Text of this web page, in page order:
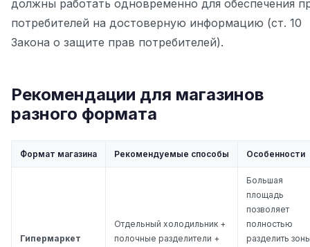
должны работать одновременно для обеспечения
потребителей на достоверную информацию (ст. 10
Закона о защите прав потребителей).
Рекомендации для магазинов
разного формата
Формат магазина Рекомендуемые способы Особенности
Гипермаркет
Отдельный холодильник +
полочные разделители +
Большая
площадь
позволяет
полностью
разделить